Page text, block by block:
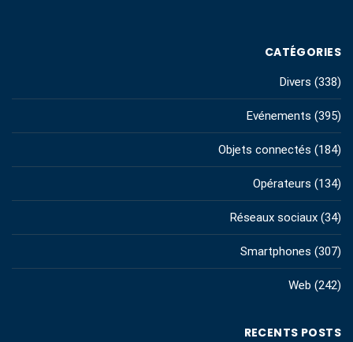
CATÉGORIES
Divers (338)
Evénements (395)
Objets connectés (184)
Opérateurs (134)
Réseaux sociaux (34)
Smartphones (307)
Web (242)
RECENTS POSTS